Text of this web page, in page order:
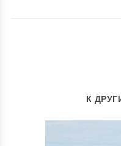
К